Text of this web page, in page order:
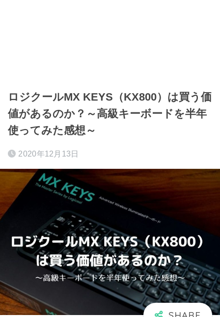
ロジクールMX KEYS（KX800）は買う価
値があるのか？～高級キーボードを半年
使ってみた感想～
2020年12月13日